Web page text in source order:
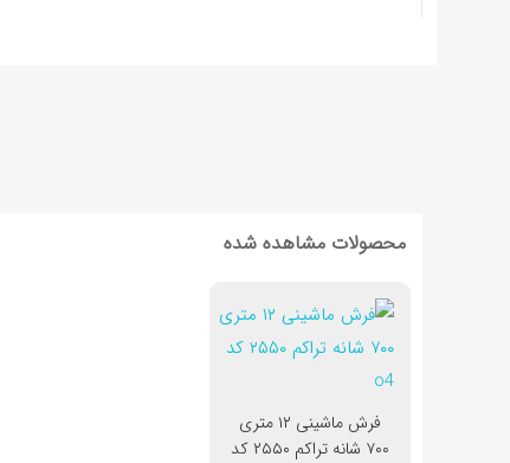
محصولات مشاهده شده
فرش ماشینی ‍۱۲ متری
۷۰۰ شانه تراکم ۲۵۵۰ کد